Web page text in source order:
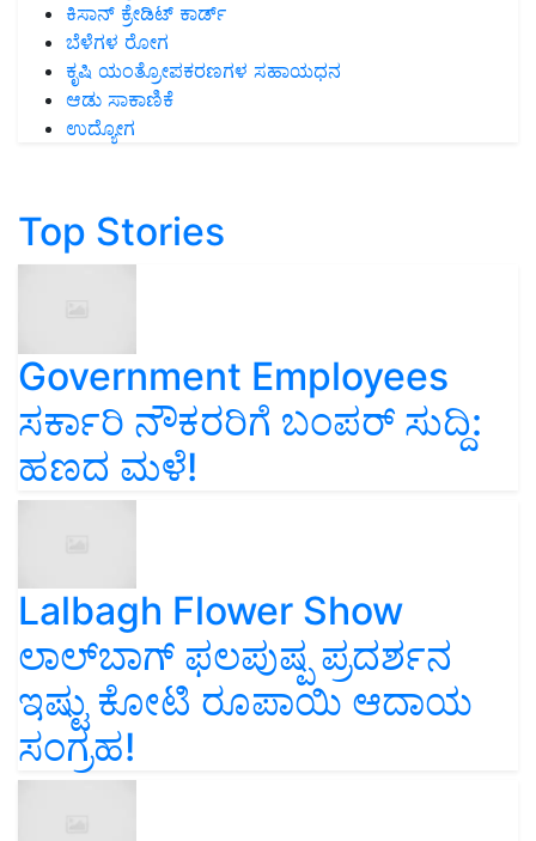
ಕಿಸಾನ್ ಕ್ರೇಡಿಟ್ ಕಾರ್ಡ್
ಬೆಳೆಗಳ ರೋಗ
ಕೃಷಿ ಯಂತ್ರೋಪಕರಣಗಳ ಸಹಾಯಧನ
ಆಡು ಸಾಕಾಣಿಕೆ
ಉದ್ಯೋಗ
Top Stories
Government Employees
ಸರ್ಕಾರಿ ನೌಕರರಿಗೆ ಬಂಪರ್‌ ಸುದ್ದಿ:
ಹಣದ ಮಳೆ!
Lalbagh Flower Show
ಲಾಲ್‌ಬಾಗ್ ಫಲಪುಷ್ಪ ಪ್ರದರ್ಶನ
ಇಷ್ಟು ಕೋಟಿ ರೂಪಾಯಿ ಆದಾಯ
ಸಂಗ್ರಹ!